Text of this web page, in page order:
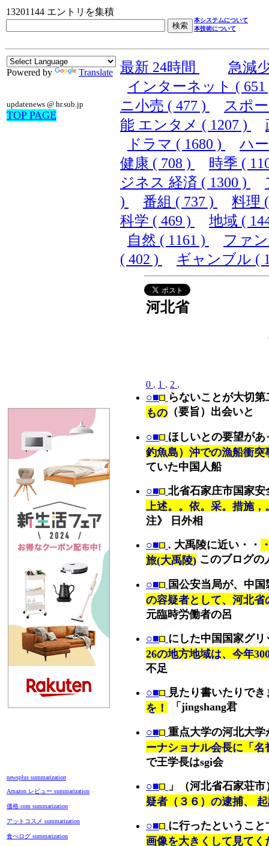
13201144 エントリを集積
本システムについて
本技術について
Powered by Translate
updatenews @ hr.sub.jp
TOP PAGE
newsplus summarization
Amazon レビュー summarization
価格.com summarization
アットコスメ summarization
食べログ summarization
最新 24時間
急減
インターネット (
ニ小売 ( 477 )
スポ
能 エンタメ ( 1207 )
ドラマ ( 1680 )
ハ
健康 ( 708 )
時季 (
ジネス 経済 ( 1300 )
)
番組 ( 737 )
料理
科学 ( 469 )
地域 (
自然 ( 1161 )
ファ
( 402 )
ギャンブル (
河北省
0 . 1 . 2 .
○■ らないことが大切第
もの （要旨）出会いと
○■ ほしいとの要望があ
釣魚島）沖での漁船衝突
ていた中国人船
○■ 北省石家庄市国家
上述。。依。采。措施
注》 日外相
○■ . 大禹陵に近い・・
旅(大禹陵) このブログの
○■ 国公安当局が、中国
の容疑者として、河北省
元臨時労働者の呂
○■ にした中国国家グリ
26の地方地域は、今年
不足
○■ 見たり書いたりでき
を！ 「jingshang君
○■ 重点大学の河北大
ーナショナル会長に「名
で王学長はsgi会
○■ 」（河北省石家荘市
疑者（３６）の逮捕、
○■ に行ったということ
画像を大きくして見てく